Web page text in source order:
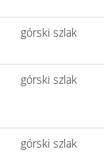
górski szlak
górski szlak
górski szlak